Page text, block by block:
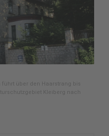
führt über den Haarstrang bis
Kleiberg nach